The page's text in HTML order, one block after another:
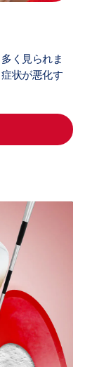
く見られま
状が悪化す